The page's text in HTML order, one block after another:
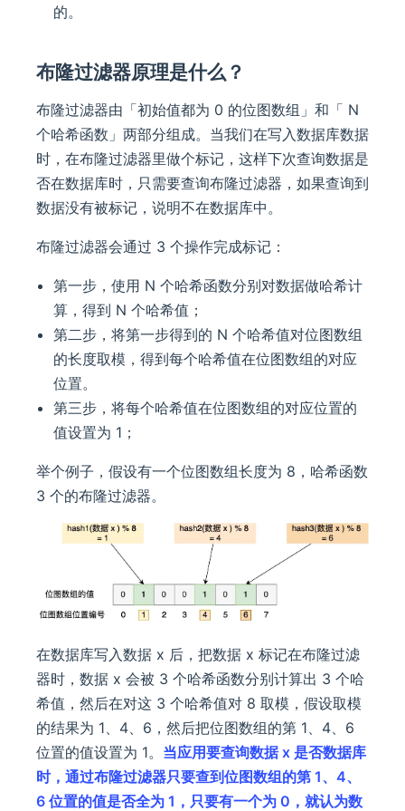
的。
布隆过滤器原理是什么？
布隆过滤器由「初始值都为 0 的位图数组」和「 N
个哈希函数」两部分组成。当我们在写入数据库数据
时，在布隆过滤器里做个标记，这样下次查询数据是
否在数据库时，只需要查询布隆过滤器，如果查询到
数据没有被标记，说明不在数据库中。
布隆过滤器会通过 3 个操作完成标记：
第一步，使用 N 个哈希函数分别对数据做哈希计
算，得到 N 个哈希值；
第二步，将第一步得到的 N 个哈希值对位图数组
的长度取模，得到每个哈希值在位图数组的对应
位置。
第三步，将每个哈希值在位图数组的对应位置的
值设置为 1；
举个例子，假设有一个位图数组长度为 8，哈希函数
3 个的布隆过滤器。
在数据库写入数据 x 后，把数据 x 标记在布隆过滤
器时，数据 x 会被 3 个哈希函数分别计算出 3 个哈
希值，然后在对这 3 个哈希值对 8 取模，假设取模
的结果为 1、4、6，然后把位图数组的第 1、4、6
位置的值设置为 1。 当应用要查询数据 x 是否数据库
时，通过布隆过滤器只要查到位图数组的第 1、4、
6 位置的值是否全为 1，只要有一个为 0，就认为数